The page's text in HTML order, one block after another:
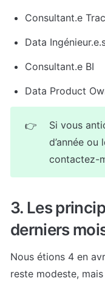
Consultant.e
Data
Consultant.e BI
Data Product
👉
Si vous
d’année ou
contactez-
3. Les
derniers
Nous étions 4 en
reste modeste,